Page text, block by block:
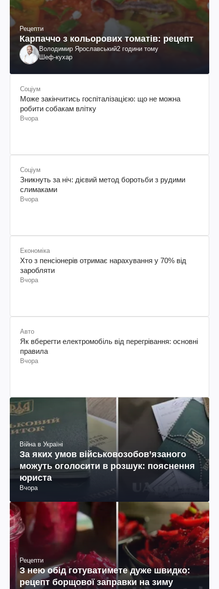
Рецепти
Карпаччо з кольорових томатів: рецепт
Володимир Ярославський2 години тому
Шеф-кухар
Соціум
Може закінчитись госпіталізацією: що не можна
робити собакам влітку
Вчора
Соціум
Зникнуть за ніч: дієвий метод боротьби з рудими
слимаками
Вчора
Економіка
Хто з пенсіонерів отримає нарахування у 70% від
заробляти
Вчора
Авто
Як вберегти електромобіль від перегрівання: основні
правила
Вчора
Війна в Україні
За яких умов військовозобов’язаного
можуть оголосити в розшук: пояснення
юриста
Вчора
Рецепти
З нею обід готуватимете дуже швидко:
рецепт борщової заправки на зиму